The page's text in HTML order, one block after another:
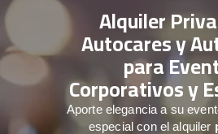
Alquiler
Autocares y
para
Corporativos y
Aporte elegancia a su
especial con el alquiler